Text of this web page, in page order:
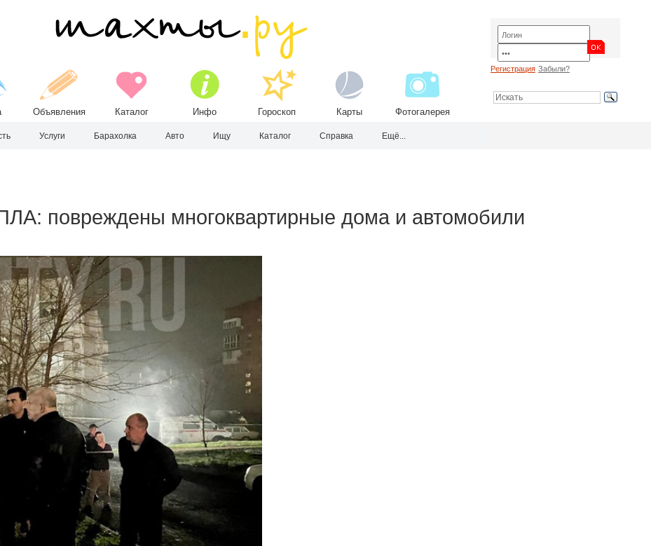
Объявления Каталог Инфо Гороскоп Карты Фотогалерея
Регистрация Забыли?
Услуги Барахолка Авто Ищу Каталог Справка Ещё...
повреждены многоквартирные дома и автомобили